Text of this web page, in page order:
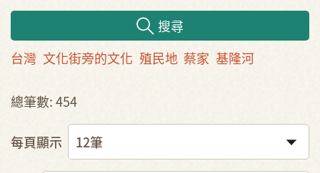
搜尋
台灣 文化街旁的文化 殖民地 蔡家 基隆河
總筆數: 454
每頁顯示